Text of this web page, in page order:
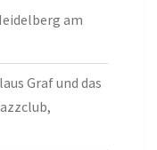
am
Graf und das